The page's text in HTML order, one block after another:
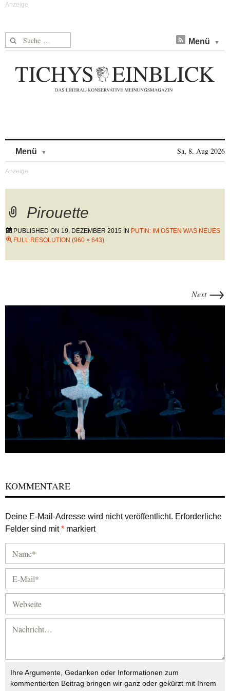
Suche nach: Menü
Menü Sa, 8. Aug 2026
Pirouette
PUBLISHED ON 19. DEZEMBER 2015 IN PUTIN: IM OSTEN WAS NEUES
FULL RESOLUTION (960 × 643)
Next →
KOMMENTARE
Deine E-Mail-Adresse wird nicht veröffentlicht. Erforderliche
Felder sind mit* markiert
Ihre Argumente, Gedanken oder Informationen zum
kommentierten Beitrag bringen wir ganz oder gekürzt mit Ihrem